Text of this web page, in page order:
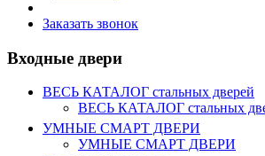
Заказать звонок
Входные двери
ВЕСЬ КАТАЛОГ стальных дверей
ВЕСЬ КАТАЛОГ стальных
УМНЫЕ СМАРТ ДВЕРИ
УМНЫЕ СМАРТ ДВЕРИ